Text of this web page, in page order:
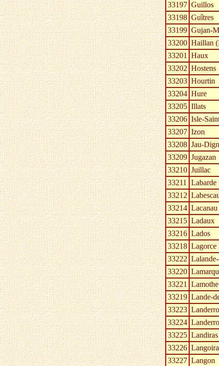
33197 Guillos
33198 Guîtres
33199 Gujan-
33200 Haillan
33201 Haux
33202 Hostens
33203 Hourtin
33204 Hure
33205 Illats
33206 Isle-
33207 Izon
33208 Jau-
33209 Jugazan
33210 Juillac
33211 Labarde
33212
33214 Lacanau
33215 Ladaux
33216 Lados
33218 Lagorce
33222
33220
33221
33219 Lande-
33223
33224
33225 Landiras
33226
33227 Langon